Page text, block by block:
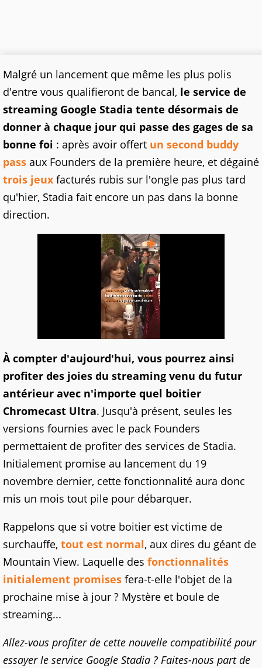
Malgré un lancement que même les plus polis
d'entre vous qualifieront de bancal, le service de
streaming Google Stadia tente désormais de
donner à chaque jour qui passe des gages de sa
bonne foi : après avoir offert un second buddy
pass aux Founders de la première heure, et dégainé
trois jeux facturés rubis sur l'ongle pas plus tard
qu'hier, Stadia fait encore un pas dans la bonne
direction.
À compter d'aujourd'hui, vous pourrez ainsi
profiter des joies du streaming venu du futur
antérieur avec n'importe quel boitier
Chromecast Ultra. Jusqu'à présent, seules les
versions fournies avec le pack Founders
permettaient de profiter des services de Stadia.
Initialement promise au lancement du 19
novembre dernier, cette fonctionnalité aura donc
mis un mois tout pile pour débarquer.
Rappelons que si votre boitier est victime de
surchauffe, tout est normal, aux dires du géant de
Mountain View. Laquelle des fonctionnalités
initialement promises fera-t-elle l'objet de la
prochaine mise à jour ? Mystère et boule de
streaming...
Allez-vous profiter de cette nouvelle compatibilité pour
essayer le service Google Stadia ? Faites-nous part de